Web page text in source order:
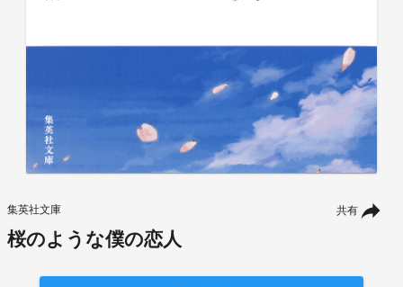
共有
集英社文庫
桜のような僕の恋人